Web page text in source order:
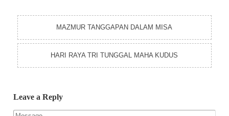
MAZMUR TANGGAPAN DALAM MISA
HARI RAYA TRI TUNGGAL MAHA KUDUS
Leave a Reply